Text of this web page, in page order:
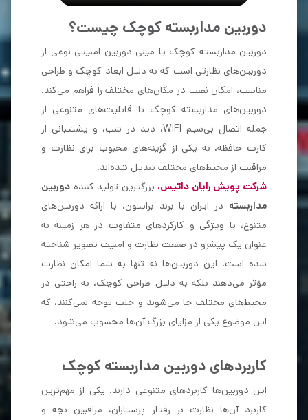
دوربین مداربسته کوچک چیست؟
دوربین مداربسته کوچک یا مینی دوربین امنیتی نوعی از
دوربین‌های نظارتی است که به دلیل ابعاد کوچک و طراحی
مناسب، امکان نصب در مکان‌های مختلف را فراهم می‌کند.
دوربین‌های مداربسته کوچک با قابلیت‌های متنوعی از
جمله اتصال بی‌سیم WIFI ، دید در شب، و پشتیبانی از
کارت حافظه، به یکی از گزینه‌های محبوب برای نظارت و
مراقبت از محیط‌های مختلف تبدیل شده‌اند.
شرکت پویش رایان داتیس، بزرگترین تولید کننده دوربین
مداربسته در ایران با برند برایتون، با ارائه دوربین‌های
متنوع، با ویژگی و کارکردهای متفاوت در هر زمینه به
عنوان یک پیشرو در صنعت نظارت و امنیت تصویر شناخته
شده است. این دوربین‌ها نه تنها به شما امکان نظارت
مؤثر می‌دهند بلکه به دلیل طراحی کوچک، به راحتی در
محیط‌های مختلف جا می‌شوند و جلب توجه نمی‌کنند، که
این موضوع یکی از مزایای بزرگ آن‌ها محسوب می‌شود.
کاربردهای دوربین مداربسته کوچک
این دوربین‌ها کاربردهای متنوعی دارند. یکی از مهم‌ترین
کاربرد آن‌ها نظارت بر رفتار پرستاران، مراقبین بچه‌ و